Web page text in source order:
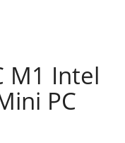
M1 Intel
PC